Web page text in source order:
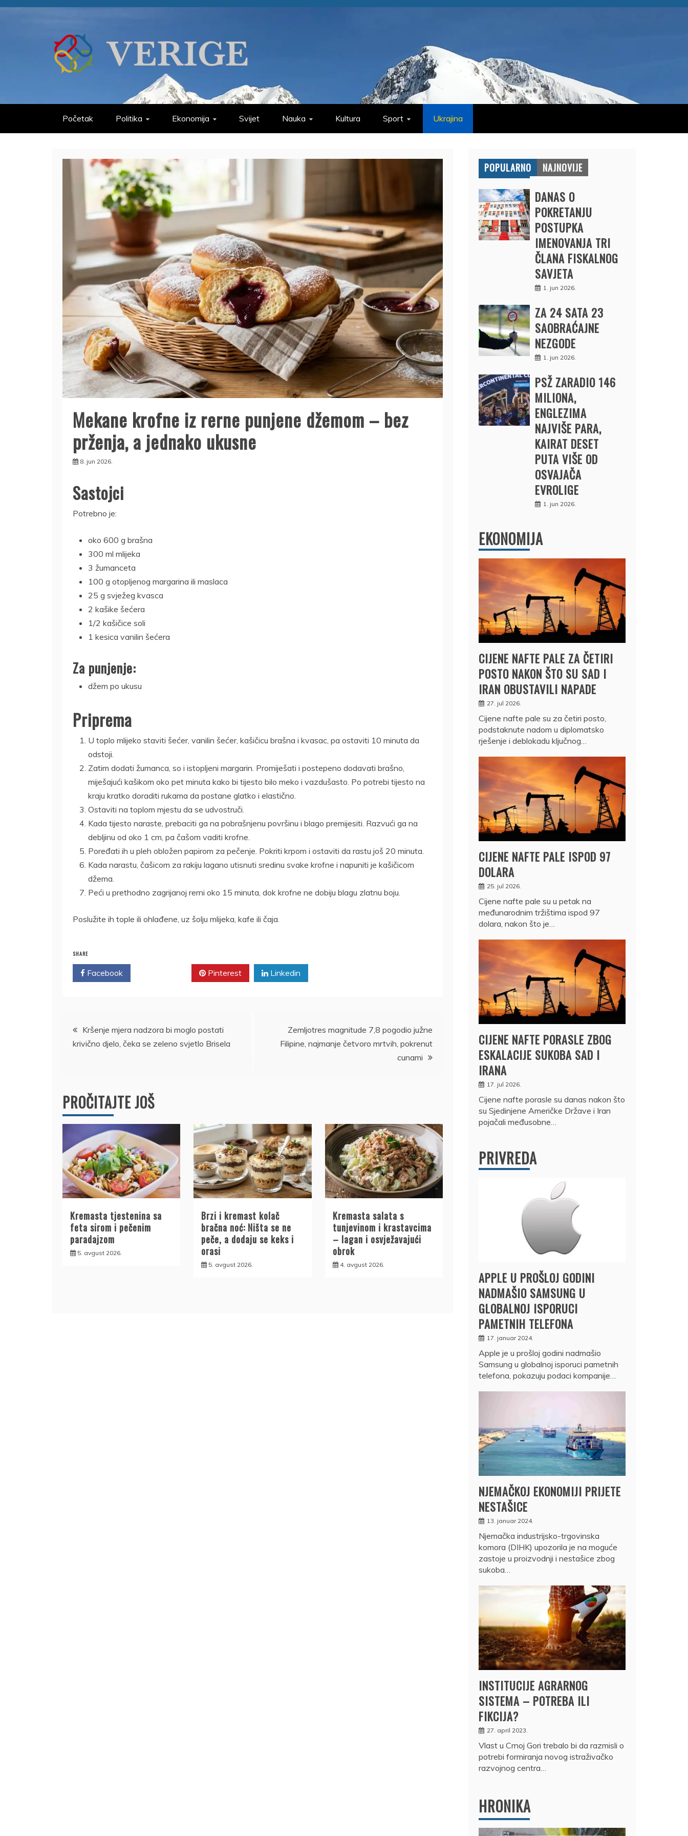
Skip
VERIGE
Početak Politika Ekonomija Svijet Nauka Kultura Sport Ukrajina
Mekane krofne iz rerne punjene džemom – bez
prženja, a jednako ukusne
8. jun 2026.
Sastojci
Potrebno je:
oko 600 g brašna
300 ml mlijeka
3 žumanceta
100 g otopljenog margarina ili maslaca
25 g svježeg kvasca
2 kašike šećera
1/2 kašičice soli
1 kesica vanilin šećera
Za punjenje:
džem po ukusu
Priprema
U toplo mlijeko staviti šećer, vanilin šećer, kašičicu brašna i kvasac, pa ostaviti 10 minuta da
odstoji.
Zatim dodati žumanca, so i istopljeni margarin. Promiješati i postepeno dodavati brašno,
miješajući kašikom oko pet minuta kako bi tijesto bilo meko i vazdušasto. Po potrebi tijesto na
kraju kratko doraditi rukama da postane glatko i elastično.
Ostaviti na toplom mjestu da se udvostruči.
Kada tijesto naraste, prebaciti ga na pobrašnjenu površinu i blago premijesiti. Razvući ga na
debljinu od oko 1 cm, pa čašom vaditi krofne.
Poređati ih u pleh obložen papirom za pečenje. Pokriti krpom i ostaviti da rastu još 20 minuta.
Kada narastu, čašicom za rakiju lagano utisnuti sredinu svake krofne i napuniti je kašičicom
džema.
Peći u prethodno zagrijanoj rerni oko 15 minuta, dok krofne ne dobiju blagu zlatnu boju.
Poslužite ih tople ili ohlađene, uz šolju mlijeka, kafe ili čaja.
SHARE
Facebook Pinterest Linkedin
Kretanje
članka
Kršenje mjera nadzora bi moglo postati
krivično djelo, čeka se zeleno svjetlo Brisela
Zemljotres magnitude 7,8 pogodio južne
Filipine, najmanje četvoro mrtvih, pokrenut
cunami
PROČITAJTE JOŠ
Kremasta tjestenina sa
feta sirom i pečenim
paradajzom
5. avgust 2026.
Brzi i kremast kolač
bračna noć: Ništa se ne
peče, a dodaju se keks i
orasi
5. avgust 2026.
Kremasta salata s
tunjevinom i krastavcima
– lagan i osvježavajući
obrok
4. avgust 2026.
POPULARNO NAJNOVIJE
DANAS O
POKRETANJU
POSTUPKA
IMENOVANJA TRI
ČLANA FISKALNOG
SAVJETA
1. jun 2026.
ZA 24 SATA 23
SAOBRAĆAJNE
NEZGODE
1. jun 2026.
PSŽ ZARADIO 146
MILIONA,
ENGLEZIMA
NAJVIŠE PARA,
KAIRAT DESET
PUTA VIŠE OD
OSVAJAČA
EVROLIGE
1. jun 2026.
EKONOMIJA
CIJENE NAFTE PALE ZA ČETIRI
POSTO NAKON ŠTO SU SAD I
IRAN OBUSTAVILI NAPADE
27. jul 2026.
Cijene nafte pale su za četiri posto,
podstaknute nadom u diplomatsko
rješenje i deblokadu ključnog…
CIJENE NAFTE PALE ISPOD 97
DOLARA
25. jul 2026.
Cijene nafte pale su u petak na
međunarodnim tržištima ispod 97
dolara, nakon što je…
CIJENE NAFTE PORASLE ZBOG
ESKALACIJE SUKOBA SAD I
IRANA
17. jul 2026.
Cijene nafte porasle su danas nakon što
su Sjedinjene Američke Države i Iran
pojačali međusobne…
PRIVREDA
APPLE U PROŠLOJ GODINI
NADMAŠIO SAMSUNG U
GLOBALNOJ ISPORUCI
PAMETNIH TELEFONA
17. januar 2024.
Apple je u prošloj godini nadmašio
Samsung u globalnoj isporuci pametnih
telefona, pokazuju podaci kompanije…
NJEMAČKOJ EKONOMIJI PRIJETE
NESTAŠICE
13. januar 2024.
Njemačka industrijsko-trgovinska
komora (DIHK) upozorila je na moguće
zastoje u proizvodnji i nestašice zbog
sukoba…
INSTITUCIJE AGRARNOG
SISTEMA – POTREBA ILI
FIKCIJA?
27. april 2023.
Vlast u Crnoj Gori trebalo bi da razmisli o
potrebi formiranja novog istraživačko
razvojnog centra…
HRONIKA